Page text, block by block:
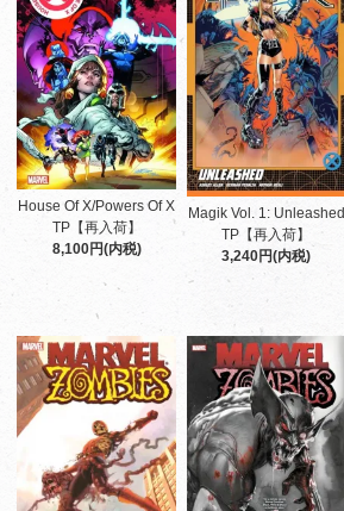
House Of X/Powers Of X
TP【再入荷】
8,100円(内税)
Magik Vol. 1: Unleashed
TP【再入荷】
3,240円(内税)